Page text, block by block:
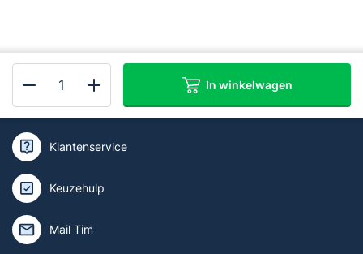
Brandpreventiebox
Compleet
aantal
In winkelwagen
Kan ik je helpen of wil je deskundig
advies?
Klantenservice
Keuzehulp
Mail Tim